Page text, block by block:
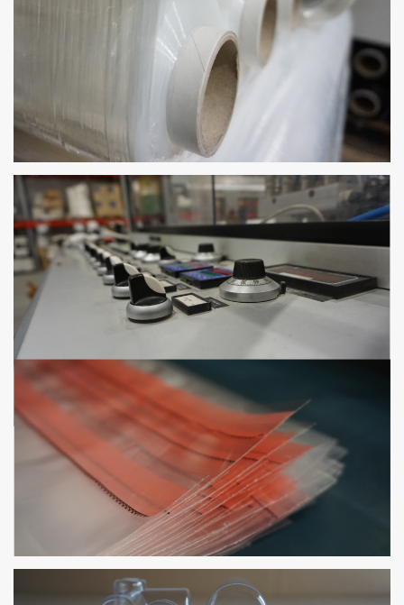
PE, PP, WORKI Z TAŚMĄ, WORKI STRUNOWE, WORKI Z
NADRUKIEM